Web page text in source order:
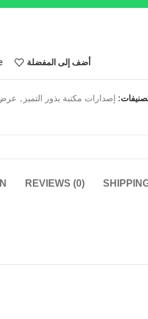
أضف إلى المفضلة
إصدارات مكتبة بذور التميز ,
REVIEWS (0)